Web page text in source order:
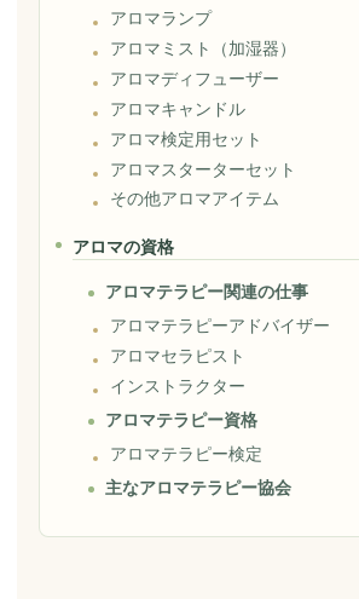
アロマランプ
アロマミスト（加湿器）
アロマディフューザー
アロマキャンドル
アロマ検定用セット
アロマスターターセット
その他アロマアイテム
アロマの資格
アロマテラピー関連の仕事
アロマテラピーアドバイザー
アロマセラピスト
インストラクター
アロマテラピー資格
アロマテラピー検定
主なアロマテラピー協会